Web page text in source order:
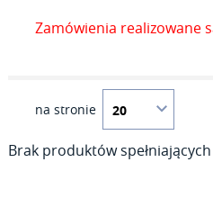
Zamówienia realizowane
na stronie
Brak produktów